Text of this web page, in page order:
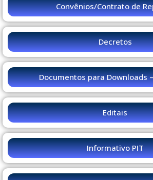
Convênios/Contrato de
Decretos
Documentos para Downloads –
Editais
Informativo PIT